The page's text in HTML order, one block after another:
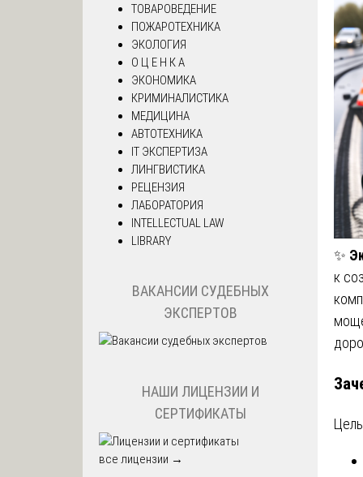
✨
к
ТОВАРОВЕДЕНИЕ
ПОЖАРОТЕХНИКА
ЭКОЛОГИЯ
О Ц Е Н К А
ЭКОНОМИКА
КРИМИНАЛИСТИКА
МЕДИЦИНА
АВТОТЕХНИКА
IT ЭКСПЕРТИЗА
ЛИНГВИСТИКА
РЕЦЕНЗИЯ
ЛАБОРАТОРИЯ
INTELLECTUAL LAW
LIBRARY
ВАКАНСИИ СУДЕБНЫХ
ЭКСПЕРТОВ
НАШИ ЛИЦЕНЗИИ И
СЕРТИФИКАТЫ
все лицензии →